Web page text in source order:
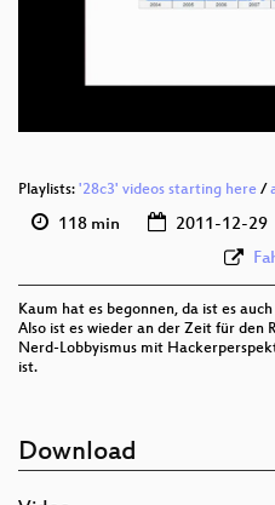
Playlists: '28c3' videos starting here /
118 min 2011-12-29
Kaum hat es begonnen, da ist es
Also ist es wieder an der Zeit für den
Nerd-Lobbyismus mit
ist.
Download